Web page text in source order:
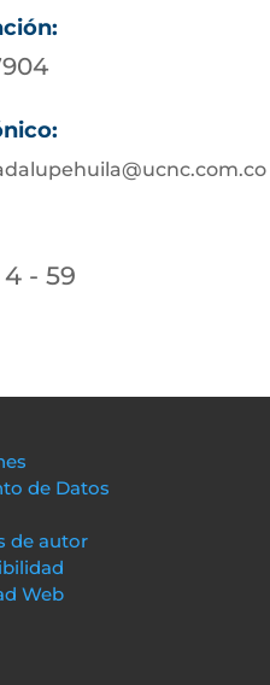
- 59
de Datos
de autor
Web